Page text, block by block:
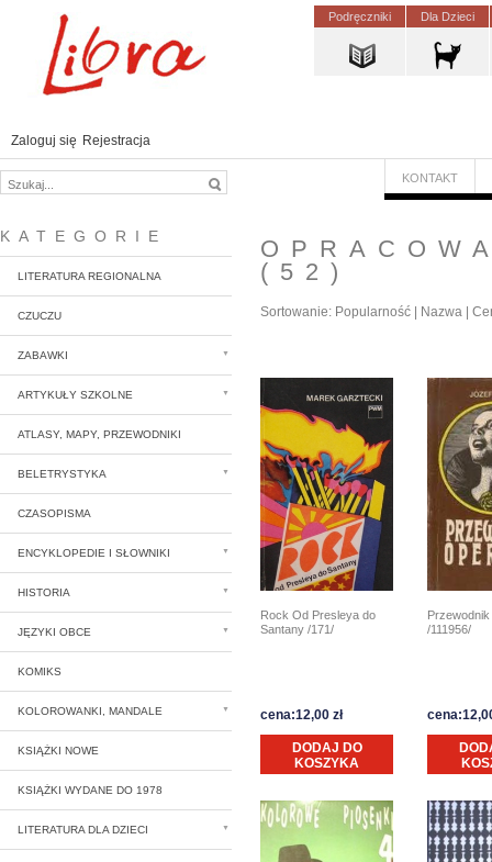
Podręczniki Dla Dzieci
Zaloguj się Rejestracja
KONTAKT
KATEGORIE
LITERATURA REGIONALNA
CZUCZU
ZABAWKI
ARTYKUŁY SZKOLNE
ATLASY, MAPY, PRZEWODNIKI
BELETRYSTYKA
CZASOPISMA
ENCYKLOPEDIE I SŁOWNIKI
HISTORIA
JĘZYKI OBCE
KOMIKS
KOLOROWANKI, MANDALE
KSIĄŻKI NOWE
KSIĄŻKI WYDANE DO 1978
LITERATURA DLA DZIECI
(52)
Sortowanie: Popularność Nazwa
Rock Od Presleya do
Santany /171/
cena:12,00 zł
DODAJ DO
KOSZYKA
/111956/